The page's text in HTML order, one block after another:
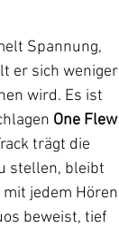
Spannung,
er sich weniger
wird. Es ist
One Flew
trägt die
stellen, bleibt
jedem Hören
beweist, tief